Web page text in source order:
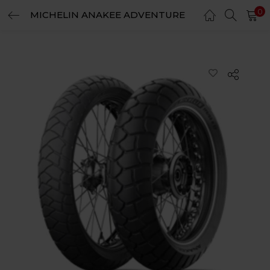
MICHELIN ANAKEE ADVENTURE 0
LOGIN REGISTER
Remember me
Lost password?